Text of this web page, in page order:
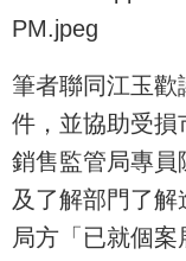
筆者聯同江玉歡
件，並協助受損
銷售監管局專員
及了解部門了
局方「已就個